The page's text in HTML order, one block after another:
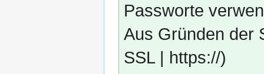
Passworte
Aus Gründen der
SSL | https://)